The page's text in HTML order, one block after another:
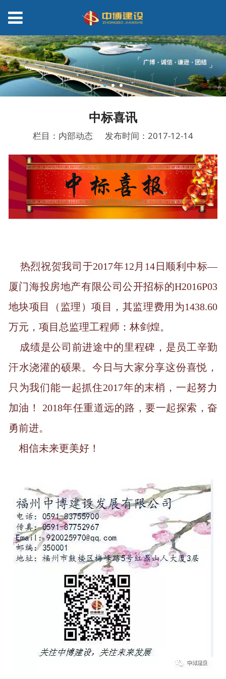
中标喜讯
栏目：内部动态 发布时间：2017-12-14
热烈祝贺我司于2017年12月14日顺利中标—
厦门海投房地产有限公司公开招标的H2016P03
地块项目（监理）项目，其监理费用为1438.60
万元，项目总监理工程师：林剑煌。
成绩是公司前进途中的里程碑，是员工辛勤
汗水浇灌的硕果。今日与大家分享这份喜悦，
只为我们能一起抓住2017年的末梢，一起努力
加油！ 2018年任重道远的路，要一起探索，奋
勇前进。
相信未来更美好！